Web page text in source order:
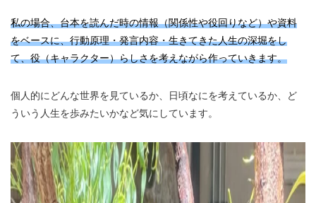
私の場合、台本を読んだ時の情報（関係性や役回りなど）や資料
をベースに、行動原理・発言内容・生きてきた人生の深堀をし
て、役（キャラクター）らしさを考えながら作っていきます。
個人的にどんな世界を見ているか、日頃なにを考えているか、ど
ういう人生を歩みたいかなど気にしています。